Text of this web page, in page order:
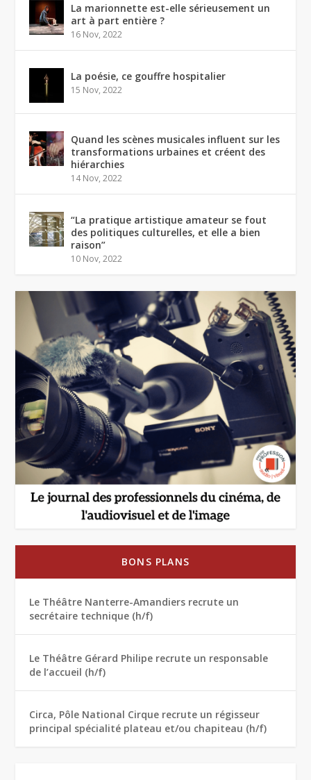
La marionnette est-elle sérieusement un
art à part entière ?
16 Nov, 2022
La poésie, ce gouffre hospitalier
15 Nov, 2022
Quand les scènes musicales influent sur les
transformations urbaines et créent des
hiérarchies
14 Nov, 2022
“La pratique artistique amateur se fout
des politiques culturelles, et elle a bien
raison”
10 Nov, 2022
BONS PLANS
Le Théâtre Nanterre-Amandiers recrute un
secrétaire technique (h/f)
Le Théâtre Gérard Philipe recrute un responsable
de l’accueil (h/f)
Circa, Pôle National Cirque recrute un régisseur
principal spécialité plateau et/ou chapiteau (h/f)